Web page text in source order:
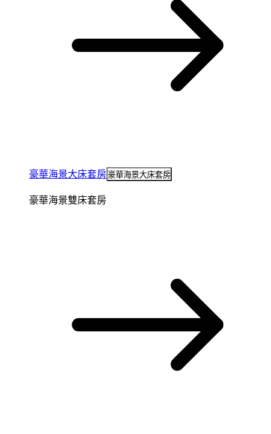
豪華海景大床套房豪華海景大床套房
豪華海景雙床套房